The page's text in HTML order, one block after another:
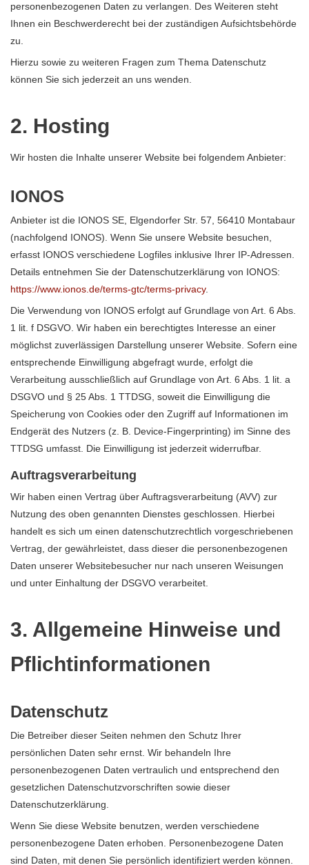
personenbezogenen Daten zu verlangen. Des Weiteren steht
Ihnen ein Beschwerderecht bei der zuständigen Aufsichtsbehörde
zu.
Hierzu sowie zu weiteren Fragen zum Thema Datenschutz
können Sie sich jederzeit an uns wenden.
2. Hosting
Wir hosten die Inhalte unserer Website bei folgendem Anbieter:
IONOS
Anbieter ist die IONOS SE, Elgendorfer Str. 57, 56410 Montabaur
(nachfolgend IONOS). Wenn Sie unsere Website besuchen,
erfasst IONOS verschiedene Logfiles inklusive Ihrer IP-Adressen.
Details entnehmen Sie der Datenschutzerklärung von IONOS:
https://www.ionos.de/terms-gtc/terms-privacy.
Die Verwendung von IONOS erfolgt auf Grundlage von Art. 6 Abs.
1 lit. f DSGVO. Wir haben ein berechtigtes Interesse an einer
möglichst zuverlässigen Darstellung unserer Website. Sofern eine
entsprechende Einwilligung abgefragt wurde, erfolgt die
Verarbeitung ausschließlich auf Grundlage von Art. 6 Abs. 1 lit. a
DSGVO und § 25 Abs. 1 TTDSG, soweit die Einwilligung die
Speicherung von Cookies oder den Zugriff auf Informationen im
Endgerät des Nutzers (z. B. Device-Fingerprinting) im Sinne des
TTDSG umfasst. Die Einwilligung ist jederzeit widerrufbar.
Auftragsverarbeitung
Wir haben einen Vertrag über Auftragsverarbeitung (AVV) zur
Nutzung des oben genannten Dienstes geschlossen. Hierbei
handelt es sich um einen datenschutzrechtlich vorgeschriebenen
Vertrag, der gewährleistet, dass dieser die personenbezogenen
Daten unserer Websitebesucher nur nach unseren Weisungen
und unter Einhaltung der DSGVO verarbeitet.
3. Allgemeine Hinweise und
Pflicht­informationen
Datenschutz
Die Betreiber dieser Seiten nehmen den Schutz Ihrer
persönlichen Daten sehr ernst. Wir behandeln Ihre
personenbezogenen Daten vertraulich und entsprechend den
gesetzlichen Datenschutzvorschriften sowie dieser
Datenschutzerklärung.
Wenn Sie diese Website benutzen, werden verschiedene
personenbezogene Daten erhoben. Personenbezogene Daten
sind Daten, mit denen Sie persönlich identifiziert werden können.